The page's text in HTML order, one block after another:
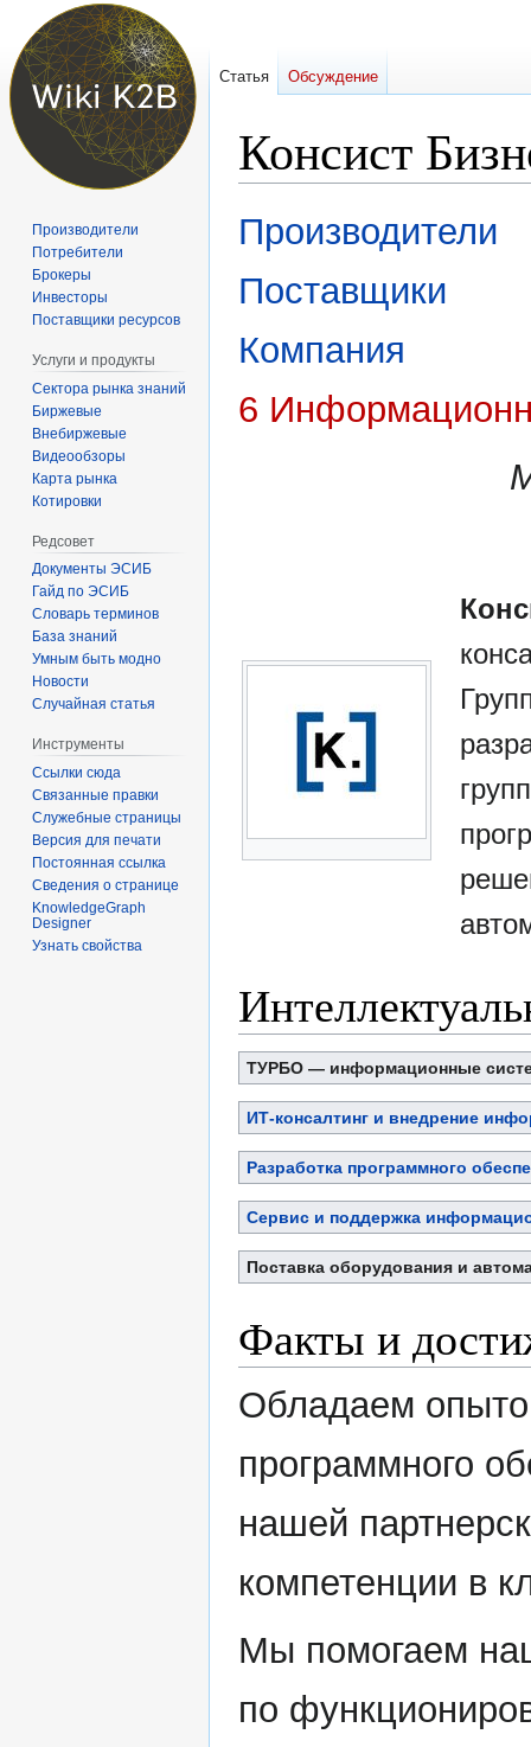
Консист
Перейти
к
Перейти
кПроизводители
Поставщики
Компания
6
ТУРБО — информационные
ИТ-консалтинг и внедрение
Разработка программного
Сервис и поддержка
Поставка оборудования и
Факты и
Обладаем
программного
нашей
компетенции в
Мы помогаем
по
Статья Обсуждение
Производители
Потребители
Брокеры
Инвесторы
Поставщики ресурсов
Услуги и продукты
Сектора рынка знаний
Биржевые
Внебиржевые
Видеообзоры
Карта рынка
Котировки
Редсовет
Документы ЭСИБ
Гайд по ЭСИБ
Словарь терминов
База знаний
Умным быть модно
Новости
Случайная статья
Инструменты
Ссылки сюда
Связанные правки
Служебные страницы
Версия для печати
Постоянная ссылка
Сведения о странице
KnowledgeGraph
Designer
Узнать свойства